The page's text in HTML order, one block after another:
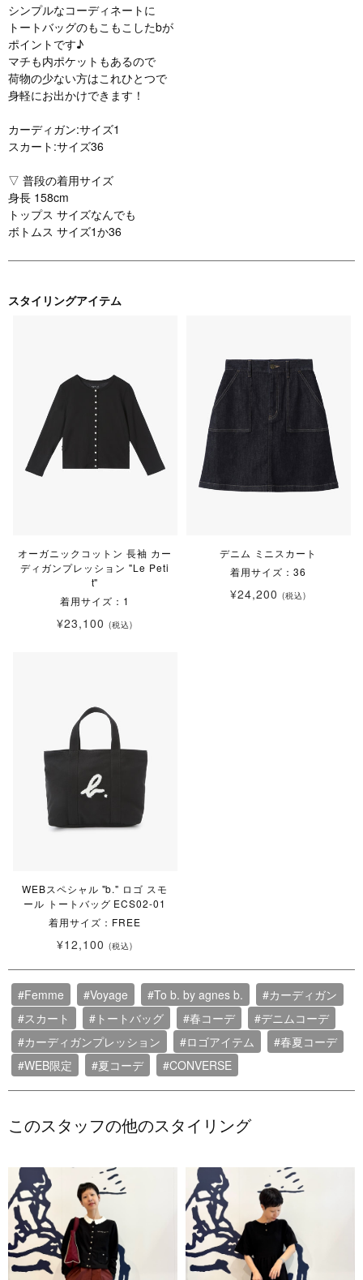
シンプルなコーディネートに
トートバッグのもこもこしたbが
ポイントです♪
マチも内ポケットもあるので
荷物の少ない方はこれひとつで
身軽にお出かけできます！
カーディガン:サイズ1
スカート:サイズ36
▽ 普段の着用サイズ
身長 158cm
トップス サイズなんでも
ボトムス サイズ1か36
スタイリングアイテム
オーガニックコットン 長袖 カー
ディガンプレッション "Le Peti
t"
着用サイズ：1
¥23,100 (税込)
デニム ミニスカート
着用サイズ：36
¥24,200 (税込)
WEBスペシャル "b." ロゴ スモ
ール トートバッグ ECS02-01
着用サイズ：FREE
¥12,100 (税込)
#Femme #Voyage #To b. by agnes b.
#カーディガン
#スカート
#トートバッグ #春コーデ
#デニムコーデ
#カーディガンプレッション
#ロゴアイテム
#春夏コーデ
#WEB限定
#夏コーデ #CONVERSE
このスタッフの他のスタイリング